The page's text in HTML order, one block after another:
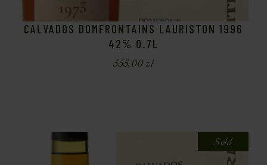
CALVADOS DOMFRONTAINS LAURISTON 1996
42% 0.7L
555,00zł
Sold